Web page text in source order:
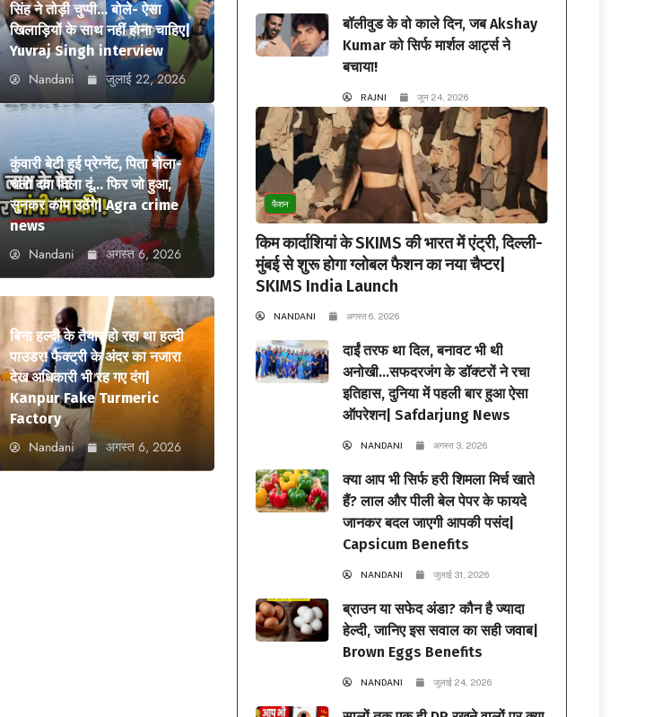
सिंह ने तोड़ी चुप्पी… बोले- ऐसा
खिलाड़ियों के साथ नहीं होना चाहिए|
Yuvraj Singh interview
Nandani जुलाई 22, 2026
कुंवारी बेटी हुई प्रेग्नेंट, पिता बोला-
चलो दवा दिला दूं… फिर जो हुआ,
सुनकर कांप उठेंगे| Agra crime
news
Nandani अगस्त 6, 2026
बिना हल्दी के तैयार हो रहा था हल्दी
पाउडर! फैक्ट्री के अंदर का नजारा
देख अधिकारी भी रह गए दंग|
Kanpur Fake Turmeric
Factory
Nandani अगस्त 6, 2026
बॉलीवुड के वो काले दिन, जब Akshay
Kumar को सिर्फ मार्शल आर्ट्स ने
बचाया!
RAJNI जून 24, 2026
फैशन
किम कार्दाशियां के SKIMS की भारत में एंट्री, दिल्ली-
मुंबई से शुरू होगा ग्लोबल फैशन का नया चैप्टर|
SKIMS India Launch
NANDANI अगस्त 6, 2026
दाईं तरफ था दिल, बनावट भी थी
अनोखी…सफदरजंग के डॉक्टरों ने रचा
इतिहास, दुनिया में पहली बार हुआ ऐसा
ऑपरेशन| Safdarjung News
NANDANI अगस्त 3, 2026
क्या आप भी सिर्फ हरी शिमला मिर्च खाते
हैं? लाल और पीली बेल पेपर के फायदे
जानकर बदल जाएगी आपकी पसंद|
Capsicum Benefits
NANDANI जुलाई 31, 2026
ब्राउन या सफेद अंडा? कौन है ज्यादा
हेल्दी, जानिए इस सवाल का सही जवाब|
Brown Eggs Benefits
NANDANI जुलाई 24, 2026